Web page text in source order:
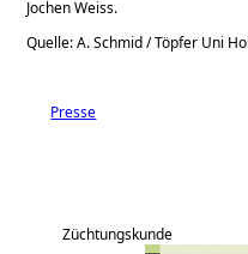
Jochen Weiss.
Quelle: A. Schmid / Töpfer Uni
Presse
Züchtungskunde